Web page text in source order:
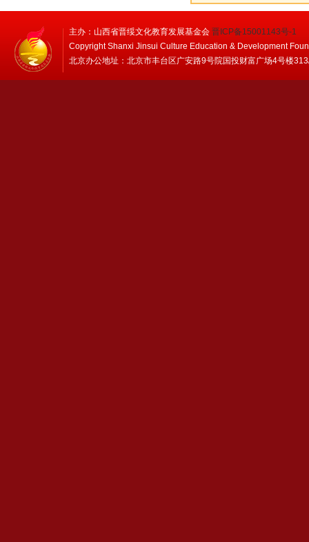
主办：山西省晋绥文化教育发展基金会 晋ICP备15001143号-1
Copyright Shanxi Jinsui Culture Education & Development
北京办公地址：北京市丰台区广安路9号院国投财富广场4号楼